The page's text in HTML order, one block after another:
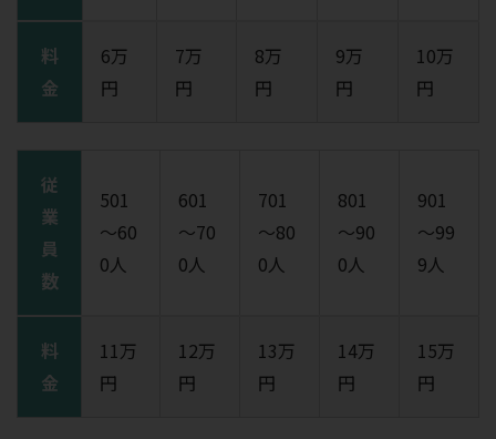
料
金
6万
円
7万
円
8万
円
9万
円
10万
円
従
業
員
数
501
～60
0人
601
～70
0人
701
～80
0人
801
～90
0人
901
～99
9人
料
金
11万
円
12万
円
13万
円
14万
円
15万
円